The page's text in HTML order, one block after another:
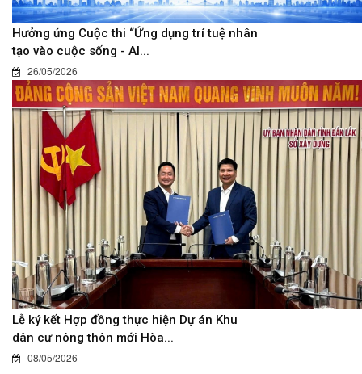
Hưởng ứng Cuộc thi “Ứng dụng trí tuệ nhân
tạo vào cuộc sống - AI...
26/05/2026
Lễ ký kết Hợp đồng thực hiện Dự án Khu
dân cư nông thôn mới Hòa...
08/05/2026